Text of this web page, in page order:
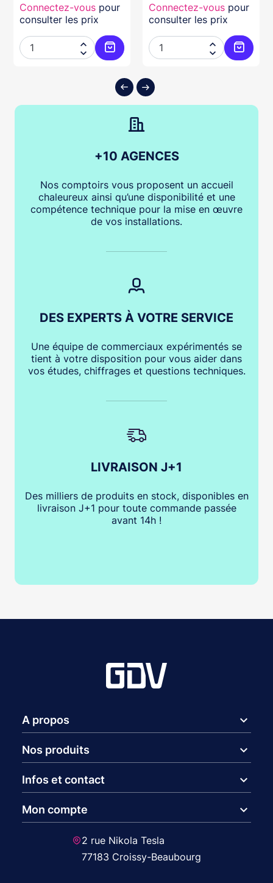
au panier
Connectez-vous pour
consulter les prix


Ajouter au panier
Connectez-vous pour
consulter les prix


+10 AGENCES
Nos comptoirs vous proposent un accueil
chaleureux ainsi qu’une disponibilité et une
compétence technique pour la mise en œuvre
de vos installations.
DES EXPERTS À VOTRE SERVICE
Une équipe de commerciaux expérimentés se
tient à votre disposition pour vous aider dans
vos études, chiffrages et questions techniques.
LIVRAISON J+1
Des milliers de produits en stock, disponibles en
livraison J+1 pour toute commande passée
avant 14h !
A propos expand_more
Nos produits expand_more
Infos et contact expand_more
Mon compte expand_more
2 rue Nikola Tesla
77183 Croissy-Beaubourg